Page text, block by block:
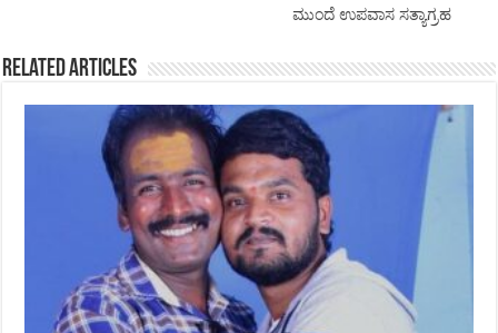
ಮುಂದೆ ಉಪವಾಸ ಸತ್ಯಾಗ್ರಹ
Related Articles